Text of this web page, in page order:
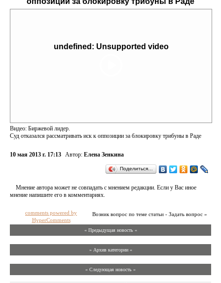
undefined: Unsupported video
Видео: Биржевой лидер.
Суд отказался рассматривать иск к оппозиции за блокировку трибуны в Раде
10 мая 2013 г. 17:13 Автор: Елена Зенкина
Поделиться…
Мнение автора может не совпадать с мнением редакции. Если у Вас иное
мнение напишите его в комментариях.
Возник вопрос по теме статьи - Задать вопрос »
comments powered by
HyperComments
« Предыдущая новость «
» Архив категории «
» Следующая новость »